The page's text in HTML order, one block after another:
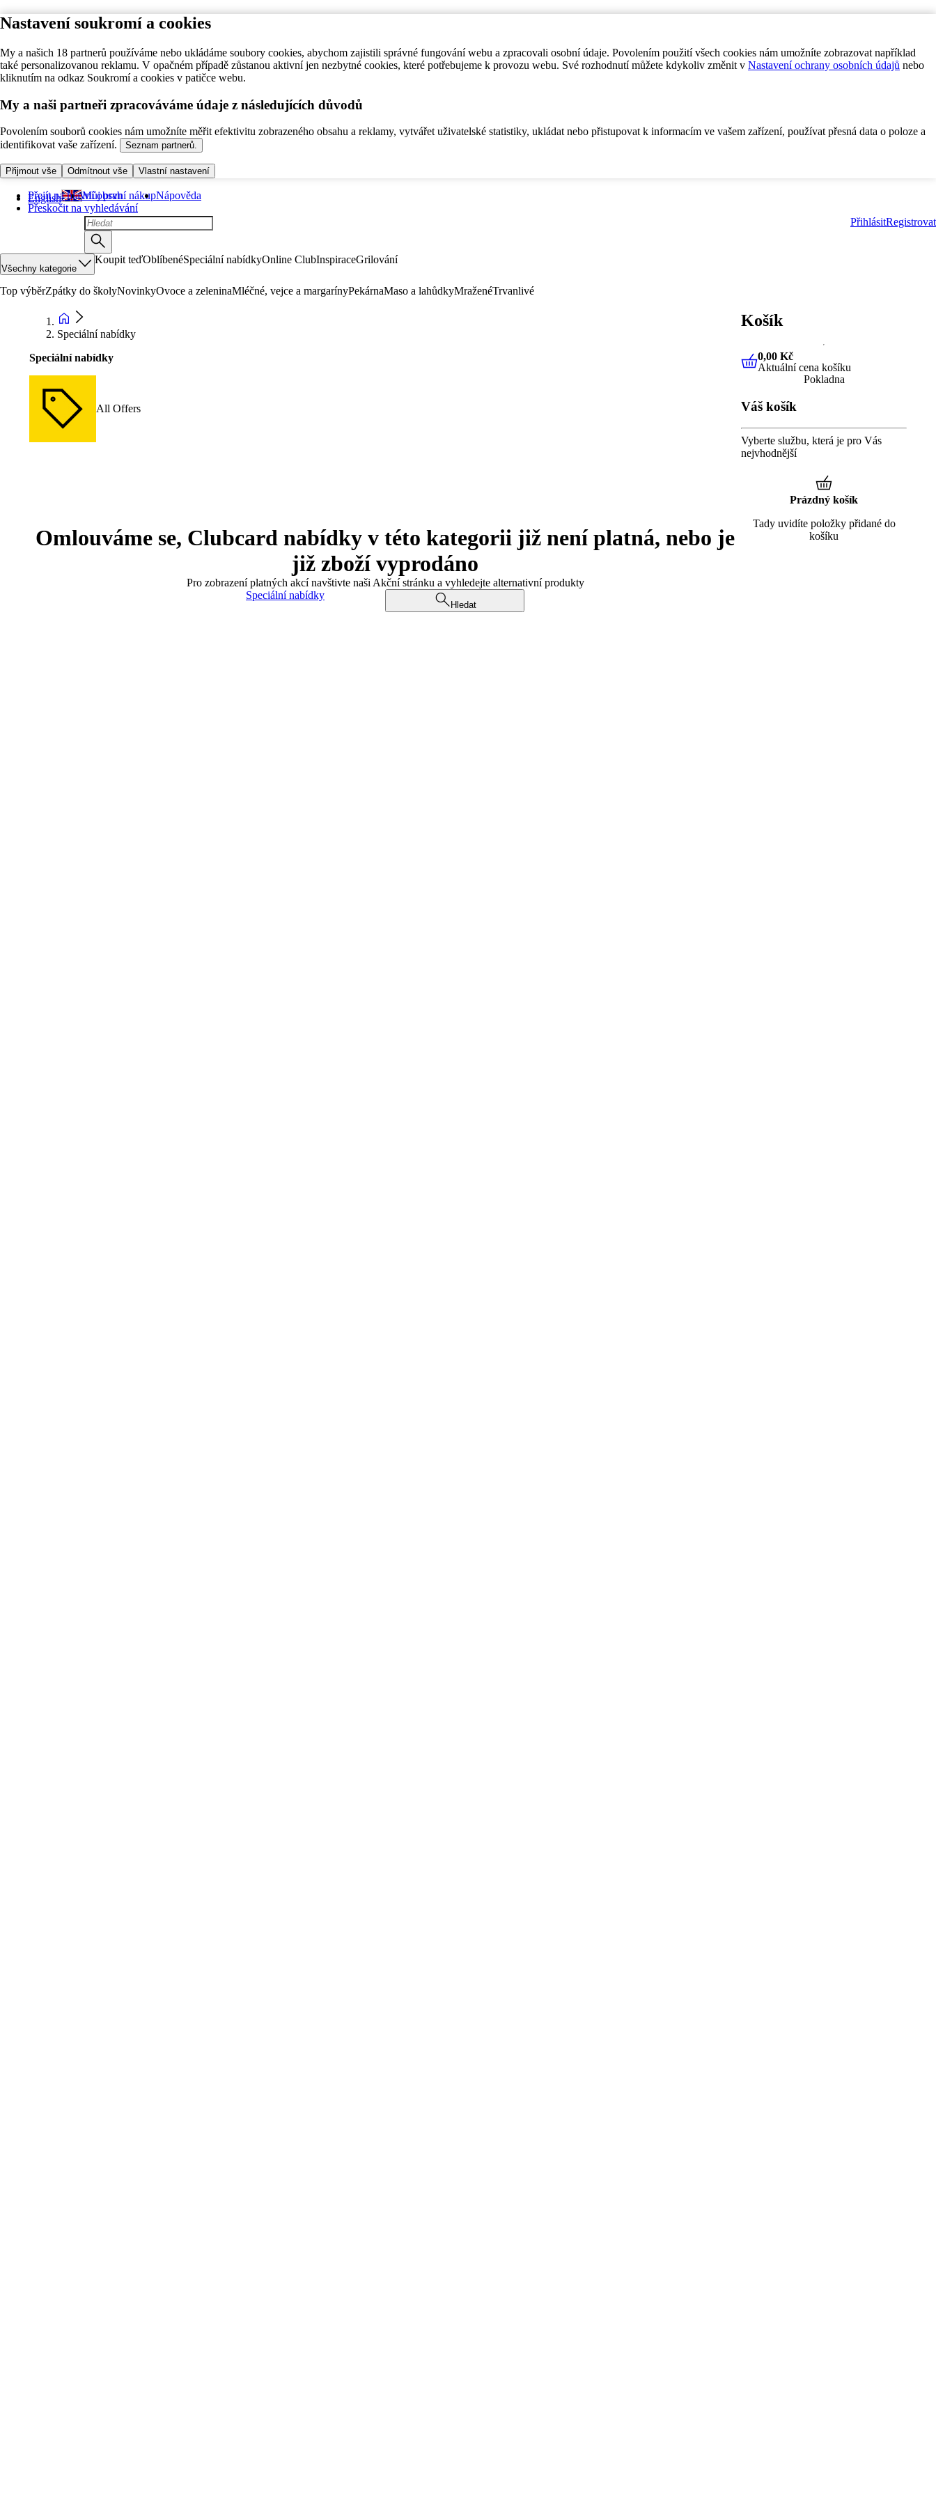
Nastavení soukromí a cookies
My a našich 18 partnerů používáme nebo ukládáme soubory cookies, abychom zajistili správné fungování webu a zpracovali osobní údaje. Povolením použití všech cookies nám umožníte zobrazovat například
také personalizovanou reklamu. V opačném případě zůstanou aktivní jen nezbytné cookies, které potřebujeme k provozu webu. Své rozhodnutí můžete kdykoliv změnit v Nastavení ochrany osobních údajů nebo
kliknutím na odkaz Soukromí a cookies v patičce webu.
My a naši partneři zpracováváme údaje z následujících důvodů
Povolením souborů cookies nám umožníte měřit efektivitu zobrazeného obsahu a reklamy, vytvářet uživatelské statistiky, ukládat nebo přistupovat k informacím ve vašem zařízení, používat přesná data o poloze a
identifikovat vaše zařízení.
Seznam partnerů.
Přijmout vše Odmítnout vše Vlastní nastavení
Přejít na hlavní obsah
Přeskočit na vyhledávání
English Můj první nákupNápověda
PřihlásitRegistrovat
Všechny kategorie
Koupit teďOblíbenéSpeciální nabídkyOnline ClubInspiraceGrilování
Top výběrZpátky do školyNovinkyOvoce a zeleninaMléčné, vejce a margarínyPekárnaMaso a lahůdkyMraženéTrvanlivé
Speciální nabídky
Speciální nabídky
All Offers
Omlouváme se, Clubcard nabídky v této kategorii již není platná, nebo je
již zboží vyprodáno
Pro zobrazení platných akcí navštivte naši Akční stránku a vyhledejte alternativní produkty
Speciální nabídky
Hledat
Košík
0,00 KčAktuální cena košíku
0,00 Kč
Aktuální cena košíku
Pokladna
Váš košík
Vyberte službu, která je pro Vás
nejvhodnější
Prázdný košík
Tady uvidíte položky přidané do
košíku